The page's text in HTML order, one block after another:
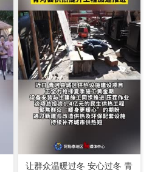
让群众温暖过冬 安心过冬 青